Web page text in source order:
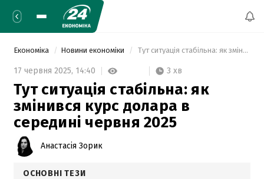
Економіка Новини економіки Тут ситуація стабільна: як змінився курс долара в середині червня 2025
17 червня 2025, 14:40 3 хв
Тут ситуація стабільна: як
змінився курс долара в
середині червня 2025
Анастасія Зорик
ОСНОВНІ ТЕЗИ